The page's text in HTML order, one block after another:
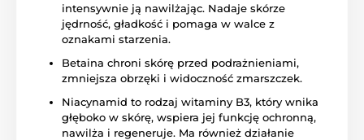
intensywnie ją nawilżając. Nadaje skórze
jędrność, gładkość i pomaga w walce z
oznakami starzenia.
Betaina chroni skórę przed podrażnieniami,
zmniejsza obrzęki i widoczność zmarszczek.
Niacynamid to rodzaj witaminy B3, który wnika
głęboko w skórę, wspiera jej funkcję ochronną,
nawilża i regeneruje. Ma również działanie